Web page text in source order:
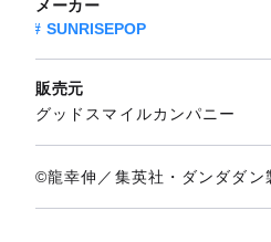
メーカー
SUNRISEPOP
販売元
グッドスマイルカンパニー
©龍幸伸／集英社・ダンダダン